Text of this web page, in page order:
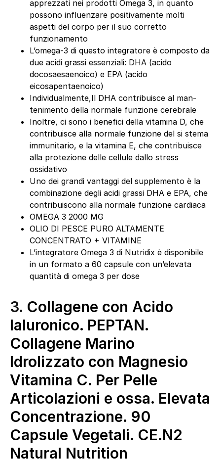
apprezzati nei prodotti Omega 3, in quanto
possono influenzare positivamente molti
aspetti del corpo per il suo corretto
funzionamento
L’omega-3 di questo integratore è composto da
due acidi grassi essenziali: DHA (acido
docosaesaenoico) e EPA (acido
eicosapentaenoico)
Individualmente,Il DHA contribuisce al man­
tenimento della normale funzione cerebrale
Inoltre, ci sono i benefici della vitamina D, che
contribuisce alla normale funzione del si­ stema
immunitario, e la vitamina E, che contribuisce
alla protezione delle cellule dallo stress
ossidativo
Uno dei grandi vantaggi del supplemento è la
combinazione degli acidi grassi DHA e EPA, che
contribui­scono alla normale funzione cardiaca
OMEGA 3 2000 MG
OLIO DI PESCE PURO ALTAMENTE
CONCENTRATO + VITAMINE
L’integratore Omega 3 di Nutridix è disponibile
in un formato a 60 capsule con un’elevata
quantità di omega 3 per dose
3. Collagene con Acido
Ialuronico. PEPTAN.
Collagene Marino
Idrolizzato con Magnesio
Vitamina C. Per Pelle
Articolazioni e ossa. Elevata
Concentrazione. 90
Capsule Vegetali. CE.N2
Natural Nutrition